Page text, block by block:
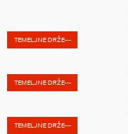
TEMELJNE DRŽE---
TEMELJNE DRŽE---
TEMELJNE DRŽE---